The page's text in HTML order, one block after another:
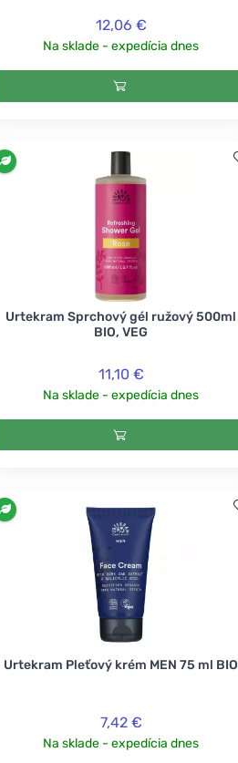
12,06 €
Na sklade - expedícia dnes
Urtekram Sprchový gél ružový 500ml
BIO, VEG
11,10 €
Na sklade - expedícia dnes
Urtekram Pleťový krém MEN 75 ml BIO
7,42 €
Na sklade - expedícia dnes